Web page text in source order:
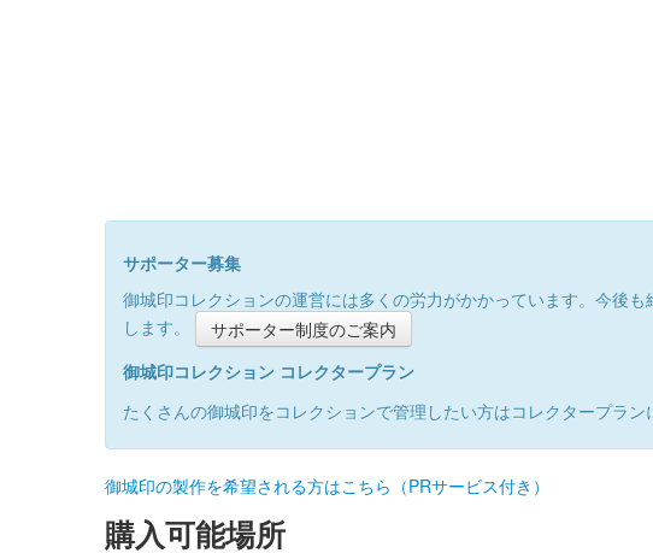
サポーター募集
御城印コレクションの運営には多くの労力がかかっています。今後
します。
サポーター制度のご案内
御城印コレクション コレクタープラン
たくさんの御城印をコレクションで管理したい方はコレクタープラン
御城印の製作を希望される方はこちら（PRサービス付き）
購入可能場所